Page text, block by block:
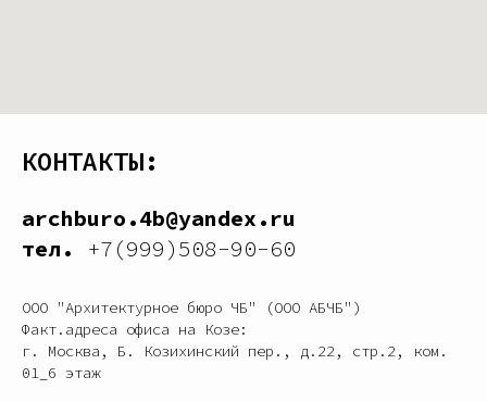
КОНТАКТЫ:
archburo.4b@yandex.ru
тел. +7(999)508-90-60
ООО "Архитектурное бюро ЧБ" (ООО АБЧБ")
Факт.адреса офиса на Козе:
г. Москва, Б. Козихинский пер., д.22, стр.2, ком.
01_6 этаж